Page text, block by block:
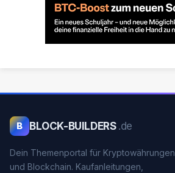
B BLOCK-BUILDERS .de
Dein Themenportal für Kryptowährungen
und Blockchain. Kaufanleitungen,